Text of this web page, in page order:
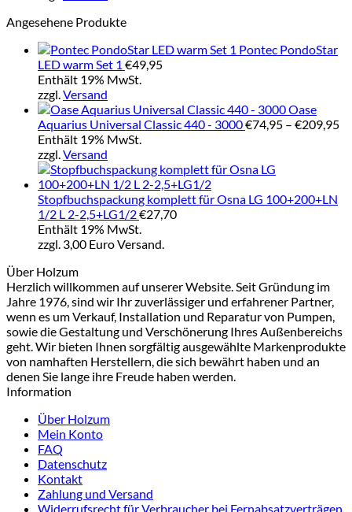
Angesehene Produkte
Pontec PondoStar
LED warm Set 1 €49,95
Enthält 19% MwSt.
zzgl.Versand
Oase
Aquarius Universal Classic 440 - 3000€74,95 – €209,95
Enthält 19% MwSt.
zzgl.Versand
Stopfbuchspackung komplett für Osna LG 100+200+LN
1/2 L 2-2,5+LG1/2€27,70
Enthält 19% MwSt.
zzgl. 3,00 Euro Versand.
Über Holzum
Herzlich willkommen auf unserer Website. Seit Gründung im
Jahre 1976, sind wir Ihr zuverlässiger und erfahrener Partner,
wenn es um Verkauf, Installation und Reparatur von Pumpen,
sowie die Gestaltung und Verschönerung Ihres Außenbereichs
geht. Wir bieten Ihnen sorgfältig ausgewählte Markenprodukte
von namhaften Herstellern, die sich bewährt haben und an
denen Sie lange ihre Freude haben werden.
Information
Über Holzum
Mein Konto
FAQ
Datenschutz
Kontakt
Zahlung und Versand
Widerrufsrecht für Verbraucher bei Fernabsatzverträgen